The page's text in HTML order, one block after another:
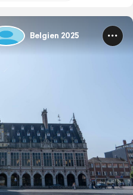
Belgien 2025